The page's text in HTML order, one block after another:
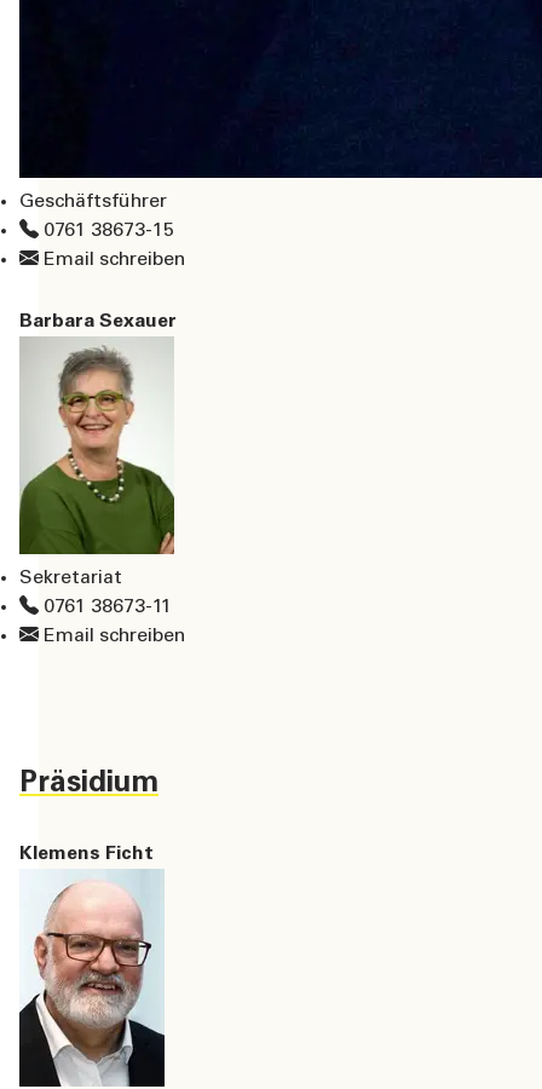
Geschäftsführer
0761 38673-15
Email schreiben
Barbara Sexauer
Sekretariat
0761 38673-11
Email schreiben
Präsidium
Klemens Ficht